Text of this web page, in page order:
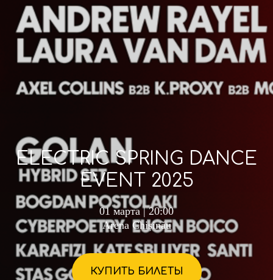
ELECTRIC SPRING DANCE
EVENT 2025
01 марта | 20:00
Arena Chișinău
КУПИТЬ БИЛЕТЫ